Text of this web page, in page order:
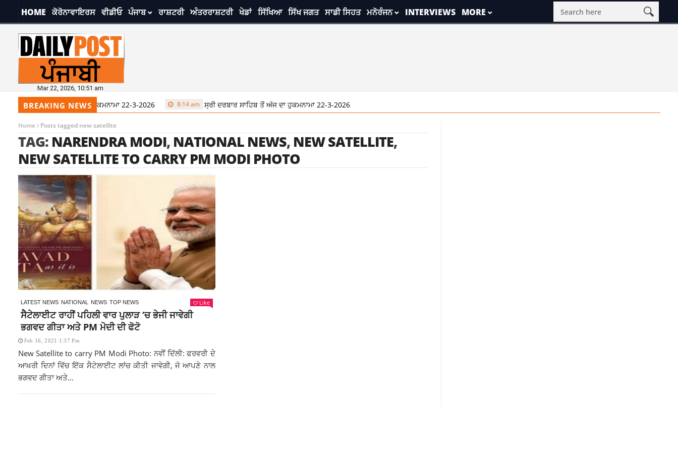
HOME ਕੋਰੋਨਾਵਾਇਰਸ ਵੀਡੀਓ ਪੰਜਾਬ ਰਾਸ਼ਟਰੀ ਅੰਤਰਰਾਸ਼ਟਰੀ ਖੇਡਾਂ ਸਿੱਖਿਆ ਸਿੱਖ ਜਗਤ ਸਾਡੀ ਸਿਹਤ ਮਨੋਰੰਜਨ INTERVIEWS MORE
Mar 22, 2026, 10:51 am
BREAKING NEWS
ਸ੍ਰੀ ਦਰਬਾਰ ਸਾਹਿਬ ਤੋਂ ਅੱਜ ਦਾ ਹੁਕਮਨਾਮਾ 22-3-2026 8:14 am ਸ੍ਰੀ ਦਰਬਾਰ ਸਾਹਿਬ ਤੋਂ ਅੱਜ ਦਾ ਹੁਕਮਨਾਮਾ 22-3-2026
Home Posts tagged new satellite
TAG: NARENDRA MODI, NATIONAL NEWS, NEW SATELLITE,
NEW SATELLITE TO CARRY PM MODI PHOTO
LATEST NEWS NATIONAL NEWS TOP NEWS Like
ਸੈਟੇਲਾਈਟ ਰਾਹੀਂ ਪਹਿਲੀ ਵਾਰ ਪੁਲਾੜ ‘ਚ ਭੇਜੀ ਜਾਵੇਗੀ
ਭਗਵਦ ਗੀਤਾ ਅਤੇ PM ਮੋਦੀ ਦੀ ਫੋਟੋ
Feb 16, 2021 1:37 Pm
New Satellite to carry PM Modi Photo: ਨਵੀਂ ਦਿੱਲੀ: ਫਰਵਰੀ ਦੇ
ਆਖ਼ਰੀ ਦਿਨਾਂ ਵਿੱਚ ਇੱਕ ਸੈਟੇਲਾਈਟ ਲਾਂਚ ਕੀਤੀ ਜਾਵੇਗੀ, ਜੋ ਆਪਣੇ ਨਾਲ
ਭਗਵਦ ਗੀਤਾ ਅਤੇ...